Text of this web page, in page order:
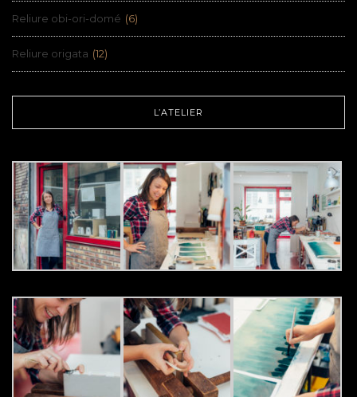
Reliure obi-ori-domé (6)
Reliure origata (12)
L’ATELIER